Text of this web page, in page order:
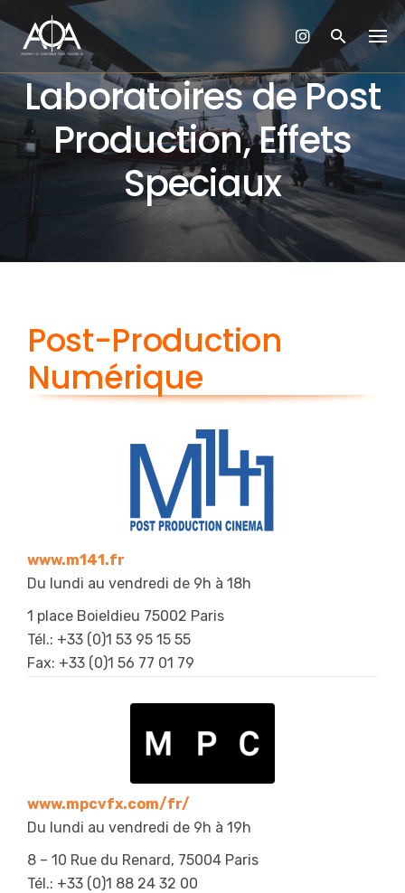
content
Laboratoires de Post
Production, Effets
Speciaux
Post-Production
Numérique
www.m141.fr
Du lundi au vendredi de 9h à 18h
1 place Boieldieu 75002 Paris
Tél.: +33 (0)1 53 95 15 55
Fax: +33 (0)1 56 77 01 79
www.mpcvfx.com/fr/
Du lundi au vendredi de 9h à 19h
8 – 10 Rue du Renard, 75004 Paris
Tél.: +33 (0)1 88 24 32 00